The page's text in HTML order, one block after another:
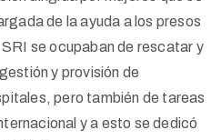
de la ayuda a los presos
se ocupaban de rescatar y
y provisión de
pero también de tareas
y a esto se dedicó